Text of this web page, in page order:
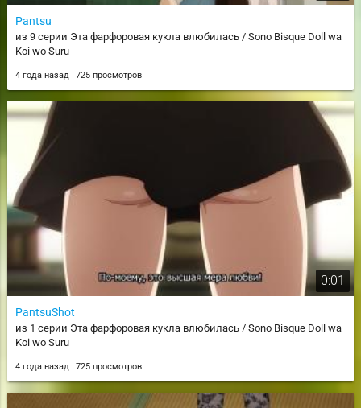
Pantsu
из 9 серии Эта фарфоровая кукла влюбилась / Sono Bisque Doll wa
Koi wo Suru
4 года назад 725 просмотров
0:01
PantsuShot
из 1 серии Эта фарфоровая кукла влюбилась / Sono Bisque Doll wa
Koi wo Suru
4 года назад 725 просмотров